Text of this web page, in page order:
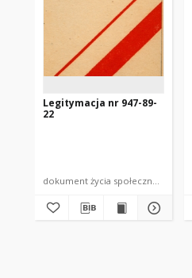
Legitymacja nr 947-89-
22
dokument życia społecznego